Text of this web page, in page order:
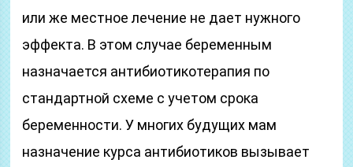
или же местное лечение не дает нужного
эффекта. В этом случае беременным
назначается антибиотикотерапия по
стандартной схеме с учетом срока
беременности. У многих будущих мам
назначение курса антибиотиков вызывает